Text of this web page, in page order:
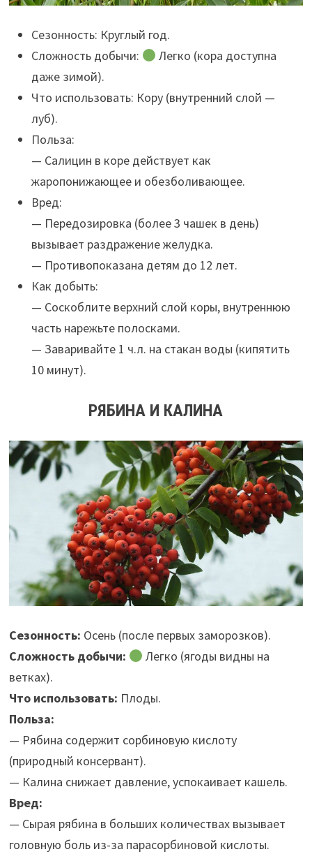
Сезонность: Круглый год.
Сложность добычи:
Легко (кора доступна
даже зимой).
Что использовать: Кору (внутренний слой —
луб).
Польза:
— Салицин в коре действует как
жаропонижающее и обезболивающее.
Вред:
— Передозировка (более 3 чашек в день)
вызывает раздражение желудка.
— Противопоказана детям до 12 лет.
Как добыть:
— Соскоблите верхний слой коры, внутреннюю
часть нарежьте полосками.
— Заваривайте 1 ч.л. на стакан воды (кипятить
10 минут).
РЯБИНА И КАЛИНА
Сезонность: Осень (после первых заморозков).
Сложность добычи:
Легко (ягоды видны на
ветках).
Что использовать: Плоды.
Польза:
— Рябина содержит сорбиновую кислоту
(природный консервант).
— Калина снижает давление, успокаивает кашель.
Вред:
— Сырая рябина в больших количествах вызывает
головную боль из-за парасорбиновой кислоты.